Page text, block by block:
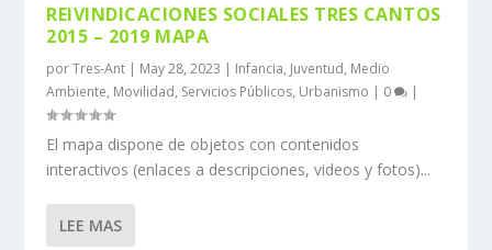
REIVINDICACIONES SOCIALES TRES CANTOS
2015 – 2019 MAPA
porTres-Ant | May 28, 2023 | Infancia, Juventud, Medio
Ambiente, Movilidad, Servicios Públicos, Urbanismo | 0 |
El mapa dispone de objetos con contenidos
interactivos (enlaces a descripciones, videos y fotos)...
LEE MAS